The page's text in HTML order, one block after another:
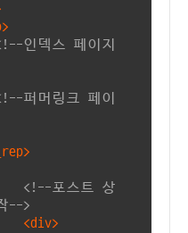
인덱스 페이지
퍼머링크 페이
<!--포스트 상
-->